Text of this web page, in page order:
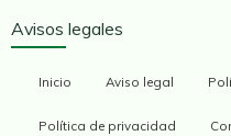
Avisos legales
Inicio Aviso legal
Política de privacidad